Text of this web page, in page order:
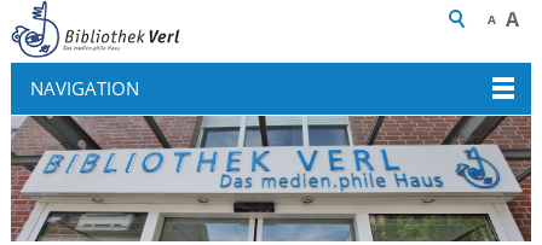
A A
NAVIGATION